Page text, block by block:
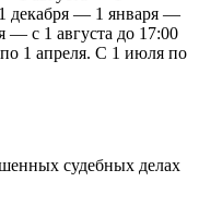
декабря — 1 января —
с 1 августа до 17:00
1 апреля. С 1 июля по
судебных делах